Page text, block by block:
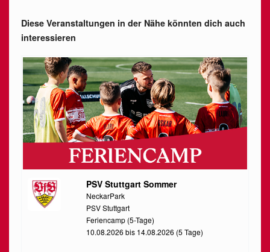
Diese Veranstaltungen in der Nähe könnten dich auch
interessieren
PSV Stuttgart Sommer
NeckarPark
PSV Stuttgart
Feriencamp (5-Tage)
10.08.2026 bis 14.08.2026 (5 Tage)